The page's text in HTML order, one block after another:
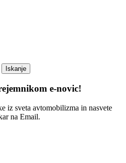
e-novic!
iz sveta avtomobilizma in nasvete
na Email.